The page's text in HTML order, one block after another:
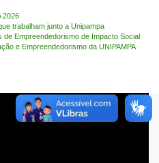
2026
trabalham junto a Unipampa
de Empreendedorismo de Impacto Social
e Empreendedorismo da UNIPAMPA